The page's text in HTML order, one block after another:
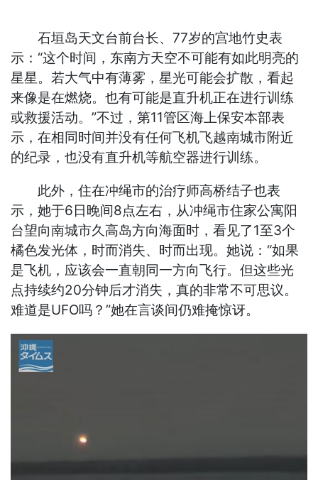
石垣岛天文台前台长、77岁的宫地竹史表
示：“这个时间，东南方天空不可能有如此明亮的
星星。若大气中有薄雾，星光可能会扩散，看起
来像是在燃烧。也有可能是直升机正在进行训练
或救援活动。”不过，第11管区海上保安本部表
示，在相同时间并没有任何飞机飞越南城市附近
的纪录，也没有直升机等航空器进行训练。
此外，住在冲绳市的治疗师高桥结子也表
示，她于6日晚间8点左右，从冲绳市住家公寓阳
台望向南城市久高岛方向海面时，看见了1至3个
橘色发光体，时而消失、时而出现。她说：“如果
是飞机，应该会一直朝同一方向飞行。但这些光
点持续约20分钟后才消失，真的非常不可思议。
难道是UFO吗？”她在言谈间仍难掩惊讶。